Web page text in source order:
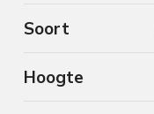
Soort
Hoogte